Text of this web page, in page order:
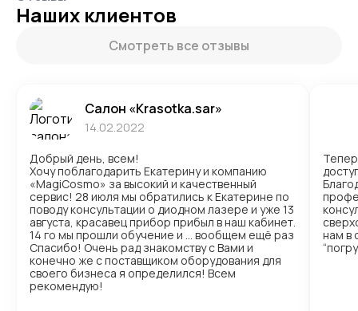
Наших клиентов
Смотреть все отзывы
Салон «Krasotka.sar»
14.02.2022
Добрый день, всем!
Хочу поблагодарить Екатерину и компанию
«MagiCosmo» за высокий и качественный
сервис! 28 июля мы обратились к Екатерине по
поводу консультации о диодном лазере и уже 13
августа, красавец прибор прибыл в наш кабинет.
14 го мы прошли обучение и … вообщем ещё раз
Спасибо! Очень рад знакомству с Вами и
конечно же с поставщиком оборудования для
своего бизнеса я определился! Всем
рекомендую!
нам в